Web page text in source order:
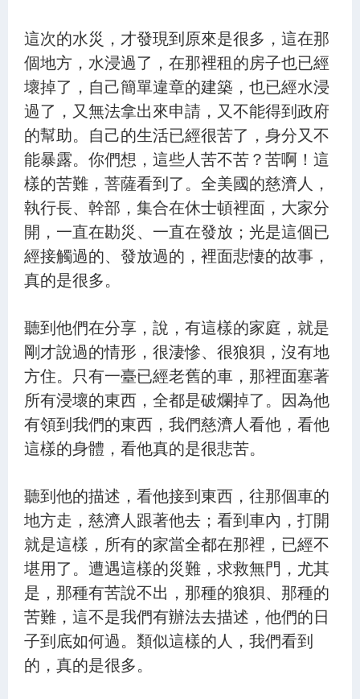
這次的水災，才發現到原來是很多，這在那
個地方，水浸過了，在那裡租的房子也已經
壞掉了，自己簡單違章的建築，也已經水浸
過了，又無法拿出來申請，又不能得到政府
的幫助。自己的生活已經很苦了，身分又不
能暴露。你們想，這些人苦不苦？苦啊！這
樣的苦難，菩薩看到了。全美國的慈濟人，
執行長、幹部，集合在休士頓裡面，大家分
開，一直在勘災、一直在發放；光是這個已
經接觸過的、發放過的，裡面悲悽的故事，
真的是很多。
聽到他們在分享，說，有這樣的家庭，就是
剛才說過的情形，很淒慘、很狼狽，沒有地
方住。只有一臺已經老舊的車，那裡面塞著
所有浸壞的東西，全都是破爛掉了。因為他
有領到我們的東西，我們慈濟人看他，看他
這樣的身體，看他真的是很悲苦。
聽到他的描述，看他接到東西，往那個車的
地方走，慈濟人跟著他去；看到車內，打開
就是這樣，所有的家當全都在那裡，已經不
堪用了。遭遇這樣的災難，求救無門，尤其
是，那種有苦說不出，那種的狼狽、那種的
苦難，這不是我們有辦法去描述，他們的日
子到底如何過。類似這樣的人，我們看到
的，真的是很多。